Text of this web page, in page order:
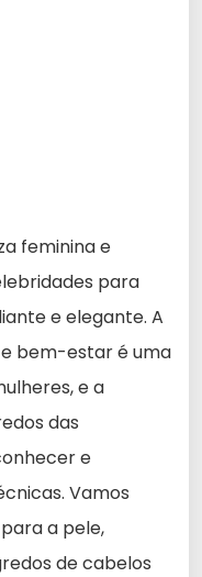
feminina e
para
e elegante. A
bem-estar é uma
e a
das
e
Vamos
a pele,
de cabelos